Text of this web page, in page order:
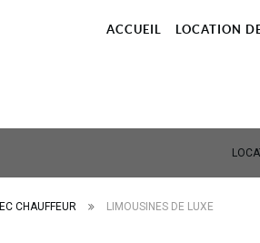
ACCUEIL LOCATION
CHAUFFEUR LIMOUSINES DE LUXE